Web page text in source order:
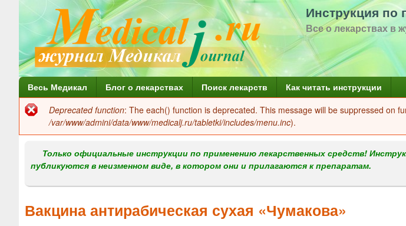
Перейти
к
содержанию
Инструкция по
Все о лекарствах в
Г
л
н
м
Весь Медикал Блог о лекарствах Поиск лекарств Как читать инструкции
Сообщение
об
ошибке
Deprecated function: The each() function is deprecated. This message will be suppressed on
/var/www/admini/data/www/medicalj.ru/tabletki/includes/menu.inc).
Только официальные инструкции по применению лекарственных средств!
публикуются в неизменном виде, в котором они и прилагаются к препаратам.
Вакцина антирабическая сухая «Чумакова»